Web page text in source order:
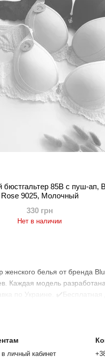
белья от бренда
Каждая модель
по Украине. ✔️Бесплатная
идеальный силуэт.
покупки в розницу от
популярные размеры,
вариант.
белья Blue Rose
Бельё Blue Rose
комфорт и длительное
Модели бренда отличаются
стиль и утонченность.
Каждая модель
поддержку и комфорт на
Заказывайте
Blue Rose?
и комфорта в каждом изделии.
бюстгальтер 85B с пуш-ап,
Rose 9025, Молочный
330 грн
Нет в наличии
личный кабинет